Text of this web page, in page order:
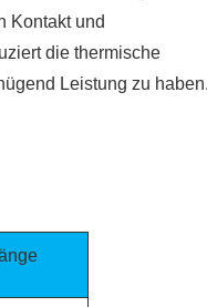
Kontakt und
die thermische
Leistung zu haben.